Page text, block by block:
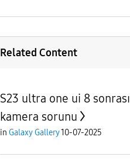
Related Content
S23 ultra one ui 8 sonrası
kamera sorunu
in Galaxy Gallery10-07-2025